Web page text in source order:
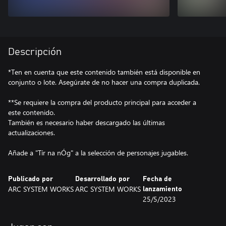
Descripción
*Ten en cuenta que este contenido también está disponible en
conjunto o lote. Asegúrate de no hacer una compra duplicada.
**Se requiere la compra del producto principal para acceder a
este contenido.
También es necesario haber descargado las últimas
actualizaciones.
Añade a "Tír na nÓg" a la selección de personajes jugables.
Publicado por
ARC SYSTEM WORKS
Desarrollado por
ARC SYSTEM WORKS
Fecha de
lanzamiento
25/5/2023